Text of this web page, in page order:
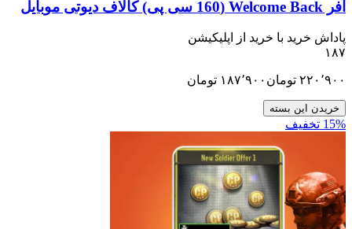
با خرید از اپلیکیشن
تومان ۱۸۷٬۹۰۰تومان
بسته